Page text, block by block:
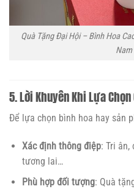
Quà Tặng Đại Hội – Bình Hoa
Nam
5. Lời Khuyên Khi Lựa Chọn
Để lựa chọn bình hoa hay sản
Xác định thông điệp: Tri ân,
tương lai…
Phù hợp đối tượng: Quà